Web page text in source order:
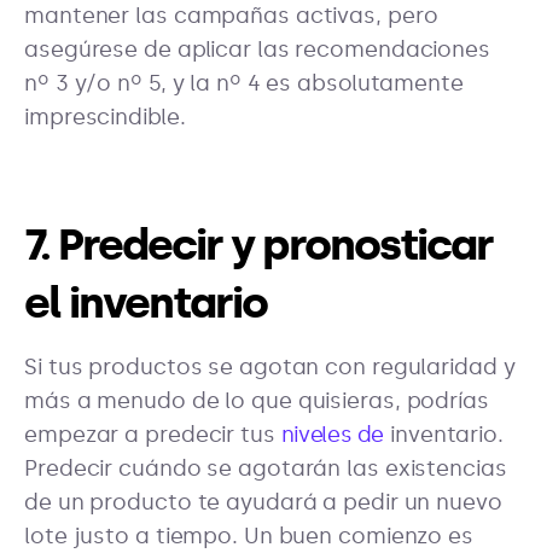
mantener las campañas activas, pero
asegúrese de aplicar las recomendaciones
nº 3 y/o nº 5, y la nº 4 es absolutamente
imprescindible.
7. Predecir y pronosticar
el inventario
Si tus productos se agotan con regularidad y
más a menudo de lo que quisieras, podrías
empezar a predecir tus niveles de inventario.
Predecir cuándo se agotarán las existencias
de un producto te ayudará a pedir un nuevo
lote justo a tiempo. Un buen comienzo es